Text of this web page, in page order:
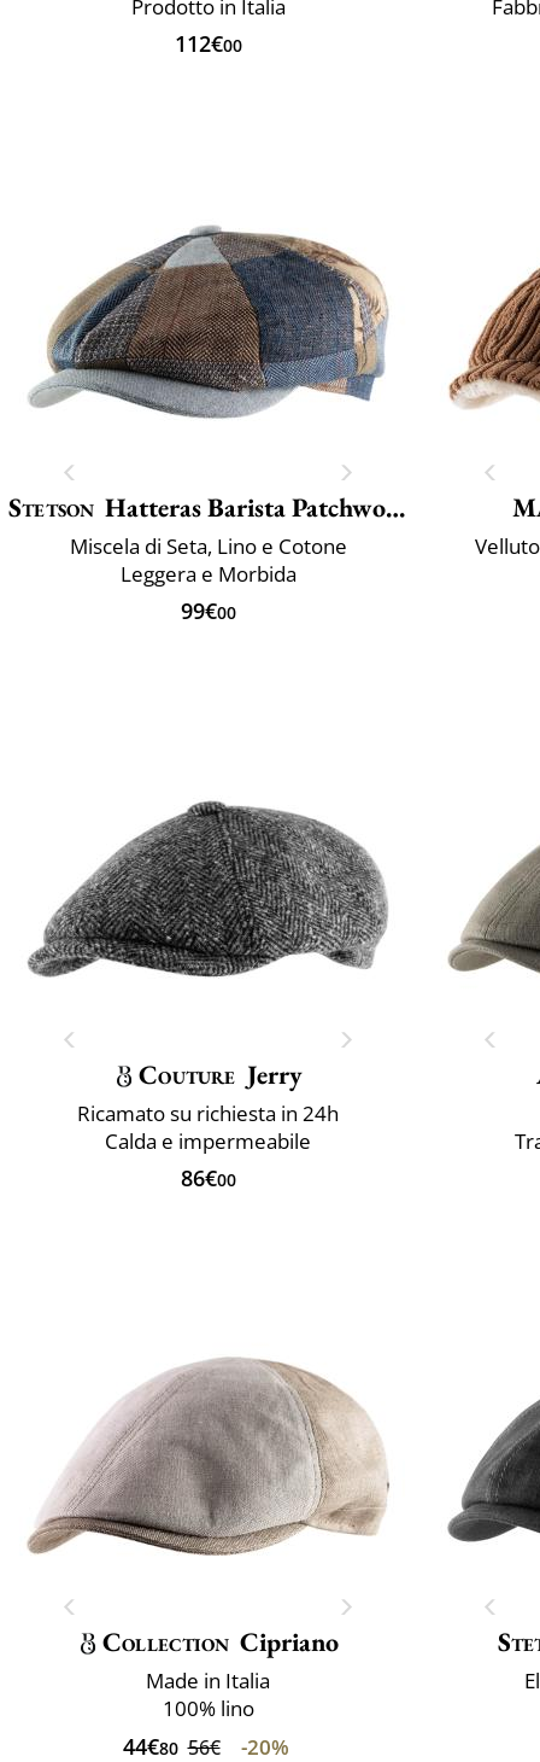
Prodotto in Italia
112€00
Stetson Hatteras Barista Patchwork
Miscela di Seta, Lino e Cotone
Leggera e Morbida
99€00
Couture Jerry
Ricamato su richiesta in 24h
Calda e impermeabile
86€00
Collection Cipriano
Made in Italia
100% lino
44€80 56€ -20%